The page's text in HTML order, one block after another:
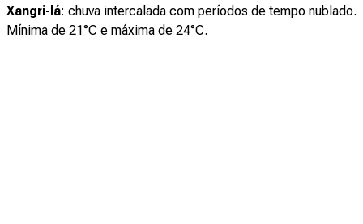
Xangri-lá: chuva intercalada com períodos de tempo nublado.
Mínima de 21°C e máxima de 24°C.